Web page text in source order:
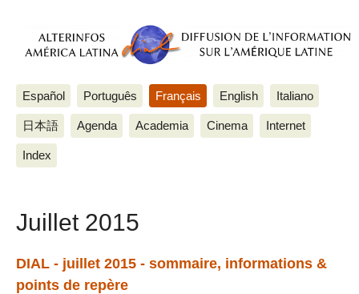
Español Português Français English Italiano
日本語 Agenda Academia Cinema Internet
Index
Juillet 2015
DIAL - juillet 2015 - sommaire, informations &
points de repère